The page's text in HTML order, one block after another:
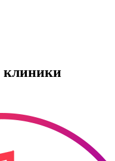
клиники